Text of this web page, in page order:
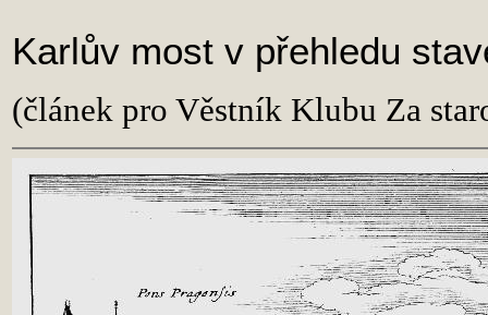
Karlův most v přehledu
(článek pro Věstník Klubu Za